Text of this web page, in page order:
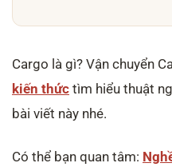
Cargo là gì? Vận chuyển
kiến thức tìm hiểu thuật
bài viết này nhé.
Có thể bạn quan tâm: